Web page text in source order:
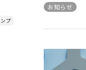
お知らせ
プ